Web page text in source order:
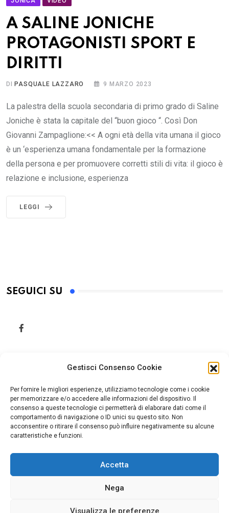
Gestisci Consenso Cookie
Per fornire le migliori esperienze, utilizziamo tecnologie come i cookie
per memorizzare e/o accedere alle informazioni del dispositivo. Il
consenso a queste tecnologie ci permetterà di elaborare dati come il
comportamento di navigazione o ID unici su questo sito. Non
acconsentire o ritirare il consenso può influire negativamente su alcune
caratteristiche e funzioni.
Accetta
Nega
Visualizza le preferenze
A SALINE JONICHE
PROTAGONISTI SPORT E
DIRITTI
DI PASQUALE LAZZARO 9 MARZO 2023
La palestra della scuola secondaria di primo grado di Saline
Joniche è stata la capitale del “buon gioco “. Così Don
Giovanni Zampaglione:<< A ogni età della vita umana il gioco
è un ‘esperienza umana fondamentale per la formazione
della persona e per promuovere corretti stili di vita: il gioco è
relazione e inclusione, esperienza
LEGGI
SEGUICI SU
Home Cookie Policy (UE)